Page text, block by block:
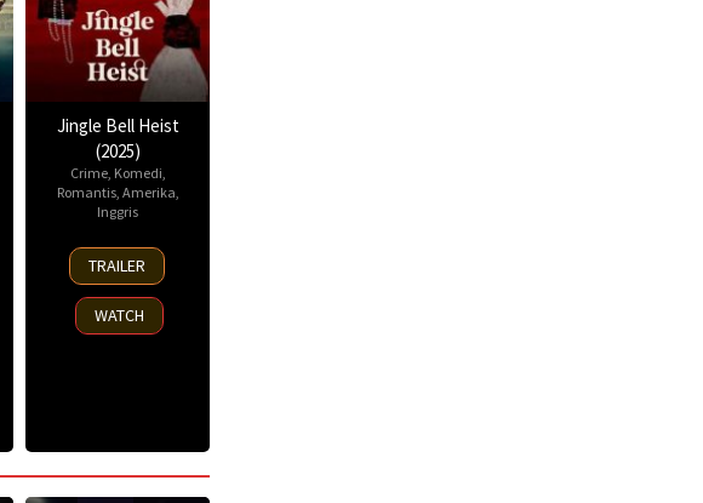
Jingle Bell Heist
(2025)
Crime, Komedi,
Romantis, Amerika,
Inggris
25
Nov
2025
TRAILER
WATCH